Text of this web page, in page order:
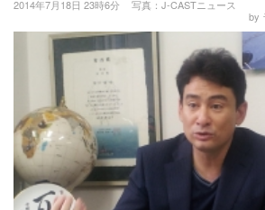
2014年7月18日 23時6分
写真：J-CASTニュース
by